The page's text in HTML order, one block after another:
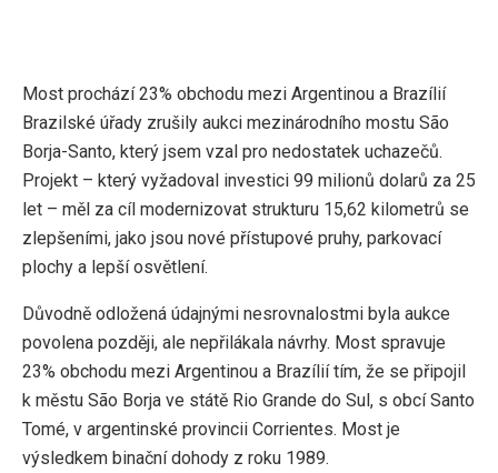
Most prochází 23% obchodu mezi Argentinou a Brazílií
Brazilské úřady zrušily aukci mezinárodního mostu São
Borja-Santo, který jsem vzal pro nedostatek uchazečů.
Projekt – který vyžadoval investici 99 milionů dolarů za 25
let – měl za cíl modernizovat strukturu 15,62 kilometrů se
zlepšeními, jako jsou nové přístupové pruhy, parkovací
plochy a lepší osvětlení.
Důvodně odložená údajnými nesrovnalostmi byla aukce
povolena později, ale nepřilákala návrhy. Most spravuje
23% obchodu mezi Argentinou a Brazílií tím, že se připojil
k městu São Borja ve státě Rio Grande do Sul, s obcí Santo
Tomé, v argentinské provincii Corrientes. Most je
výsledkem binační dohody z roku 1989.